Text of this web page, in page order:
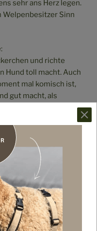
sehr ans Herz legen.
Welpenbesitzer Sinn
und richte
Hund toll macht. Auch
mal komisch ist,
gut macht, als
lobe/belohne deinen
Das können ganz
zu dir,
Ein Hinsetzen bevor
Warten an der
Das macht
dass du andere Dinge
und die du